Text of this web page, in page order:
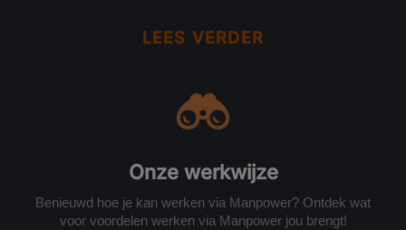
LEES VERDER
Onze werkwijze
Benieuwd hoe je kan werken via Manpower? Ontdek wat
voor voordelen werken via Manpower jou brengt!